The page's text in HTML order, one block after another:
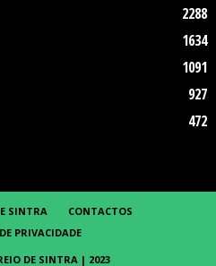
2288
1634
1091
927
472
SINTRA
CONTACTOS
PRIVACIDADE
DE SINTRA | 2023